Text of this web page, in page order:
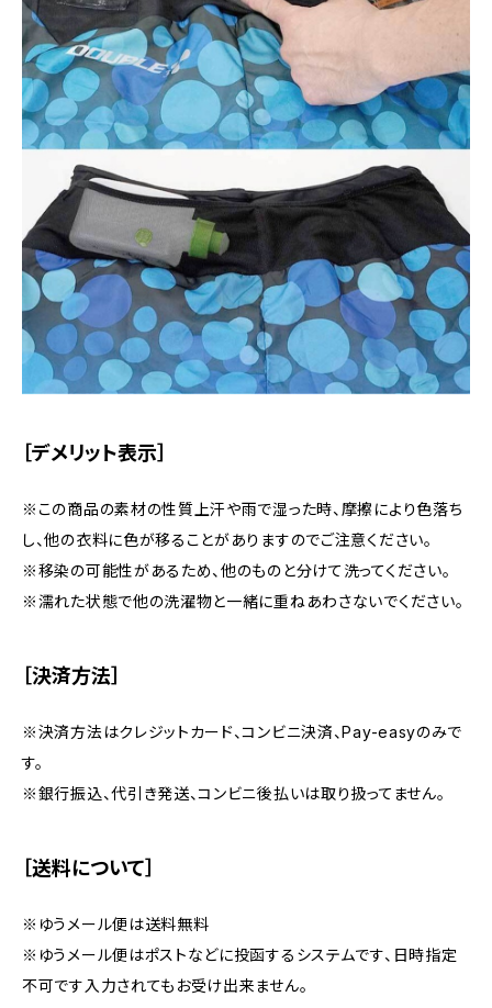
［デメリット表示］
※この商品の素材の性質上汗や雨で湿った時、摩擦により色落ち
し、他の衣料に色が移ることがありますのでご注意ください。
※移染の可能性があるため、他のものと分けて洗ってください。
※濡れた状態で他の洗濯物と一緒に重ねあわさないでください。
［決済方法］
※決済方法はクレジットカード、コンビニ決済、Pay-easyのみで
す。
※銀行振込、代引き発送、コンビニ後払いは取り扱ってません。
［送料について］
※ゆうメール便は送料無料
※ゆうメール便はポストなどに投函するシステムです、日時指定
不可です入力されてもお受け出来ません。